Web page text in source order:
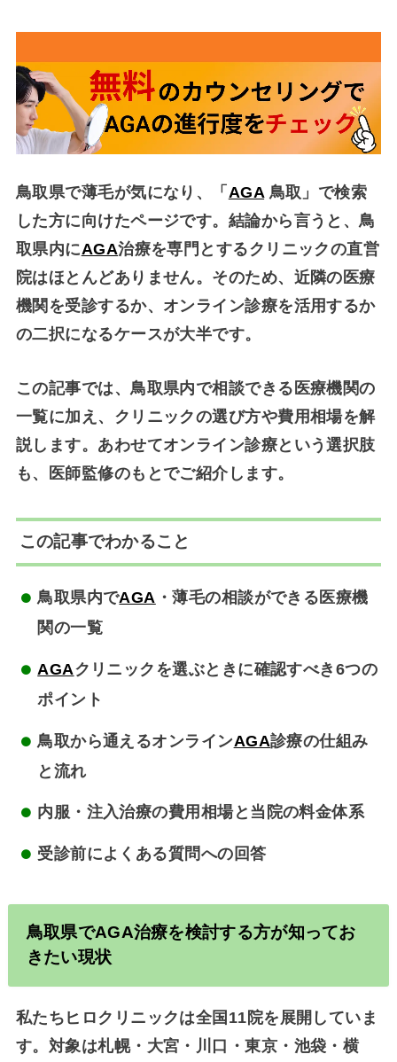
鳥取県で薄毛が気になり、「 AGA 鳥取」で検索
した方に向けたページです。結論から言うと、 鳥
取県内にAGA治療を専門とするクリニックの直営
院はほとんどありません。そのため、近隣の医療
機関を受診するか、オンライン診療を活用するか
の二択になるケースが大半です。
この記事では、鳥取県内で相談できる医療機関の
一覧に加え、クリニックの選び方や費用相場を解
説します。あわせてオンライン診療という選択肢
も、医師監修のもとでご紹介します。
この記事でわかること
鳥取県内でAGA ・薄毛の相談ができる医療機
関の一覧
AGAクリニックを選ぶときに確認すべき6つの
ポイント
鳥取から通えるオンラインAGA診療の仕組み
と流れ
内服・注入治療の費用相場と当院の料金体系
受診前によくある質問への回答
鳥取県でAGA治療を検討する方が知ってお
きたい現状
私たちヒロクリニックは全国11院を展開していま
す。対象は札幌・大宮・川口・東京・池袋・横